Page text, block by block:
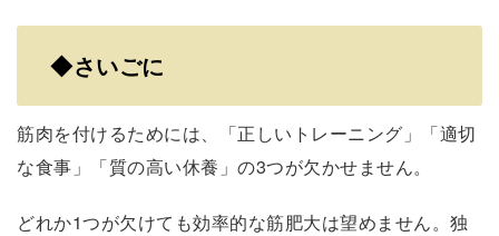
◆さいごに
筋肉を付けるためには、「正しいトレーニング」「適切
な食事」「質の高い休養」の3つが欠かせません。
どれか1つが欠けても効率的な筋肥大は望めません。独